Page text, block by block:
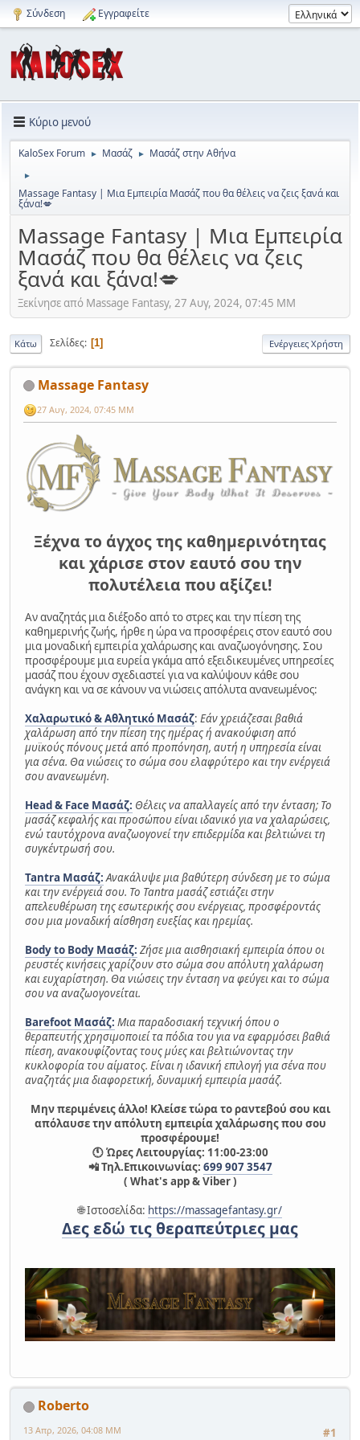
Σύνδεση Εγγραφείτε
Κύριο μενού
KaloSex Forum ► Μασάζ ► Μασάζ στην Αθήνα
►
Massage Fantasy | Μια Εμπειρία Μασάζ που θα θέλεις να ζεις ξανά και
ξάνα!💋
Massage Fantasy | Μια Εμπειρία
Μασάζ που θα θέλεις να ζεις
ξανά και ξάνα!💋
Ξεκίνησε από Massage Fantasy, 27 Αυγ, 2024, 07:45 ΜΜ
Κάτω Σελίδες 1 Ενέργειες Χρήστη
Massage Fantasy
27 Αυγ, 2024, 07:45 ΜΜ
Ξέχνα το άγχος της καθημερινότητας
και χάρισε στον εαυτό σου την
πολυτέλεια που αξίζει!
Αν αναζητάς μια διέξοδο από το στρες και την πίεση της
καθημερινής ζωής, ήρθε η ώρα να προσφέρεις στον εαυτό σου
μια μοναδική εμπειρία χαλάρωσης και αναζωογόνησης. Σου
προσφέρουμε μια ευρεία γκάμα από εξειδικευμένες υπηρεσίες
μασάζ που έχουν σχεδιαστεί για να καλύψουν κάθε σου
ανάγκη και να σε κάνουν να νιώσεις απόλυτα ανανεωμένος:
Χαλαρωτικό & Αθλητικό Μασάζ: Εάν χρειάζεσαι βαθιά
χαλάρωση από την πίεση της ημέρας ή ανακούφιση από
μυϊκούς πόνους μετά από προπόνηση, αυτή η υπηρεσία είναι
για σένα. Θα νιώσεις το σώμα σου ελαφρύτερο και την ενέργειά
σου ανανεωμένη.
Head & Face Μασάζ: Θέλεις να απαλλαγείς από την ένταση; Το
μασάζ κεφαλής και προσώπου είναι ιδανικό για να χαλαρώσεις,
ενώ ταυτόχρονα αναζωογονεί την επιδερμίδα και βελτιώνει τη
συγκέντρωσή σου.
Tantra Μασάζ: Ανακάλυψε μια βαθύτερη σύνδεση με το σώμα
και την ενέργειά σου. Το Tantra μασάζ εστιάζει στην
απελευθέρωση της εσωτερικής σου ενέργειας, προσφέροντάς
σου μια μοναδική αίσθηση ευεξίας και ηρεμίας.
Body to Body Μασάζ: Ζήσε μια αισθησιακή εμπειρία όπου οι
ρευστές κινήσεις χαρίζουν στο σώμα σου απόλυτη χαλάρωση
και ευχαρίστηση. Θα νιώσεις την ένταση να φεύγει και το σώμα
σου να αναζωογονείται.
Barefoot Μασάζ: Μια παραδοσιακή τεχνική όπου ο
θεραπευτής χρησιμοποιεί τα πόδια του για να εφαρμόσει βαθιά
πίεση, ανακουφίζοντας τους μύες και βελτιώνοντας την
κυκλοφορία του αίματος. Είναι η ιδανική επιλογή για σένα που
αναζητάς μια διαφορετική, δυναμική εμπειρία μασάζ.
Μην περιμένεις άλλο! Κλείσε τώρα το ραντεβού σου και
απόλαυσε την απόλυτη εμπειρία χαλάρωσης που σου
προσφέρουμε!
🕚 Ώρες Λειτουργίας: 11:00-23:00
📲 Τηλ.Επικοινωνίας: 699 907 3547
( What's app & Viber )
🌐 Ιστοσελίδα: https://massagefantasy.gr/
Δες εδώ τις θεραπεύτριες μας
Roberto
#1
13 Απρ, 2026, 04:08 ΜΜ